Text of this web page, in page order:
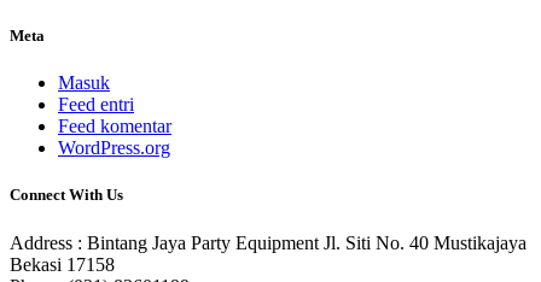
Meta
Masuk
Feed entri
Feed komentar
WordPress.org
Connect With Us
Address : Bintang Jaya Party Equipment Jl. Siti No. 40 Mustikajaya
Bekasi 17158